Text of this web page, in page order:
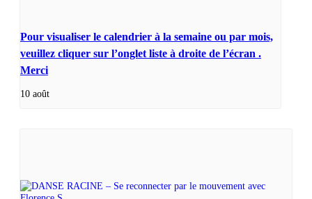
Pour visualiser le calendrier à la semaine ou par mois,
veuillez cliquer sur l’onglet liste à droite de l’écran .
Merci
10 août